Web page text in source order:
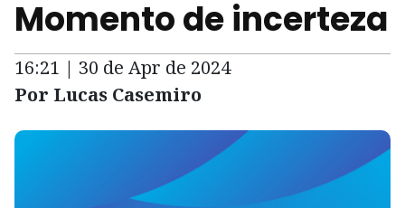
Momento de incerteza
16:21 | 30 de Apr de 2024
Por Lucas Casemiro